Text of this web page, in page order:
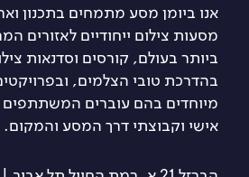
אנו ביומן מסע מתמחים בתכנון
מסעות צילום ייחודיים לאזורים
ביותר בעולם, קורסים וסדנאות
בהדרכת טובי הצלמים,
מיוחדים בהם עוברים המשתתפים
אישי וקבוצתי דרך המסע והמקום.